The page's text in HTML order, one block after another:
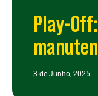
Play-
3 de Junho, 2025